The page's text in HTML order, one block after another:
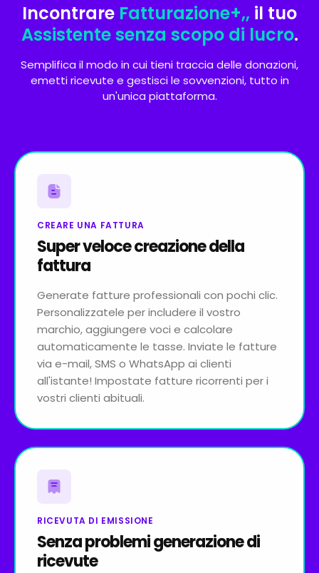
Incontrare Fatturazione+,, il tuo
Assistente senza scopo di lucro.
Semplifica il modo in cui tieni traccia delle donazioni,
emetti ricevute e gestisci le sovvenzioni, tutto in
un'unica piattaforma.
CREARE UNA FATTURA
Super veloce creazione della
fattura
Generate fatture professionali con pochi clic.
Personalizzatele per includere il vostro
marchio, aggiungere voci e calcolare
automaticamente le tasse. Inviate le fatture
via e-mail, SMS o WhatsApp ai clienti
all'istante! Impostate fatture ricorrenti per i
vostri clienti abituali.
RICEVUTA DI EMISSIONE
Senza problemi generazione di
ricevute